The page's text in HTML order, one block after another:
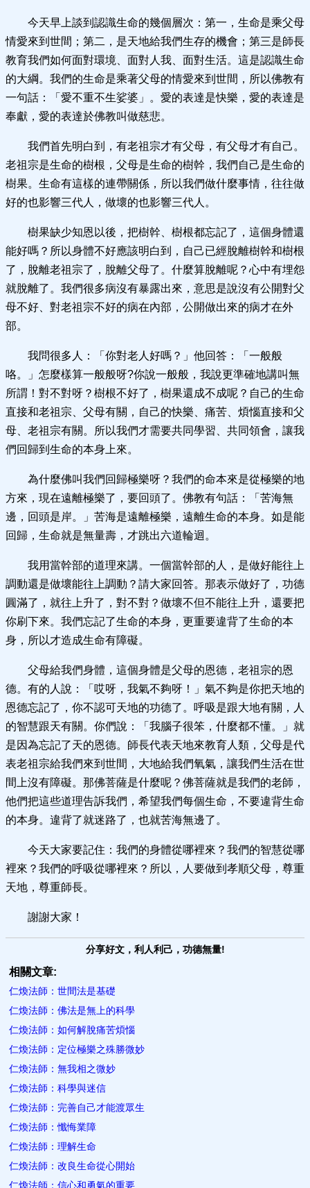
今天早上談到認識生命的幾個層次：第一，生命是乘父母
情愛來到世間；第二，是天地給我們生存的機會；第三是師長
教育我們如何面對環境、面對人我、面對生活。這是認識生命
的大綱。我們的生命是乘著父母的情愛來到世間，所以佛教有
一句話：「愛不重不生娑婆」。愛的表達是快樂，愛的表達是
奉獻，愛的表達於佛教叫做慈悲。
我們首先明白到，有老祖宗才有父母，有父母才有自己。
老祖宗是生命的樹根，父母是生命的樹幹，我們自己是生命的
樹果。生命有這樣的連帶關係，所以我們做什麼事情，往往做
好的也影響三代人，做壞的也影響三代人。
樹果缺少知恩以後，把樹幹、樹根都忘記了，這個身體還
能好嗎？所以身體不好應該明白到，自己已經脫離樹幹和樹根
了，脫離老祖宗了，脫離父母了。什麼算脫離呢？心中有埋怨
就脫離了。我們很多病沒有暴露出來，意思是說沒有公開對父
母不好、對老祖宗不好的病在內部，公開做出來的病才在外
部。
我問很多人：「你對老人好嗎？」他回答：「一般般
咯。」怎麼樣算一般般呀?你說一般般，我說更準確地講叫無
所謂！對不對呀？樹根不好了，樹果還成不成呢？自己的生命
直接和老祖宗、父母有關，自己的快樂、痛苦、煩惱直接和父
母、老祖宗有關。所以我們才需要共同學習、共同領會，讓我
們回歸到生命的本身上來。
為什麼佛叫我們回歸極樂呀？我們的命本來是從極樂的地
方來，現在遠離極樂了，要回頭了。佛教有句話：「苦海無
邊，回頭是岸。」苦海是遠離極樂，遠離生命的本身。如是能
回歸，生命就是無量壽，才跳出六道輪迴。
我用當幹部的道理來講。一個當幹部的人，是做好能往上
調動還是做壞能往上調動？請大家回答。那表示做好了，功德
圓滿了，就往上升了，對不對？做壞不但不能往上升，還要把
你刷下來。我們忘記了生命的本身，更重要違背了生命的本
身，所以才造成生命有障礙。
父母給我們身體，這個身體是父母的恩德，老祖宗的恩
德。有的人說：「哎呀，我氣不夠呀！」氣不夠是你把天地的
恩德忘記了，你不認可天地的功德了。呼吸是跟大地有關，人
的智慧跟天有關。你們說：「我腦子很笨，什麼都不懂。」就
是因為忘記了天的恩德。師長代表天地來教育人類，父母是代
表老祖宗給我們來到世間，大地給我們氧氣，讓我們生活在世
間上沒有障礙。那佛菩薩是什麼呢？佛菩薩就是我們的老師，
他們把這些道理告訴我們，希望我們每個生命，不要違背生命
的本身。違背了就迷路了，也就苦海無邊了。
今天大家要記住：我們的身體從哪裡來？我們的智慧從哪
裡來？我們的呼吸從哪裡來？所以，人要做到孝順父母，尊重
天地，尊重師長。
謝謝大家！
分享好文，利人利己，功德無量!
相關文章:
仁煥法師：世間法是基礎
仁煥法師：佛法是無上的科學
仁煥法師：如何解脫痛苦煩惱
仁煥法師：定位極樂之殊勝微妙
仁煥法師：無我相之微妙
仁煥法師：科學與迷信
仁煥法師：完善自己才能渡眾生
仁煥法師：懺悔業障
仁煥法師：理解生命
仁煥法師：改良生命從心開始
仁煥法師：信心和勇氣的重要